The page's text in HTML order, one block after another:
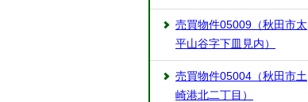
売買物件05009（秋田市太
平山谷字下皿見内）
売買物件05004（秋田市土
崎港北二丁目）